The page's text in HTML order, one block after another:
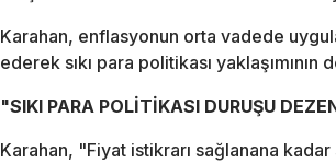
Karahan, enflasyonun orta vadede
ederek sıkı para politikası
"SIKI PARA POLİTİKASI DURUŞU
Karahan, "Fiyat istikrarı sağlanana